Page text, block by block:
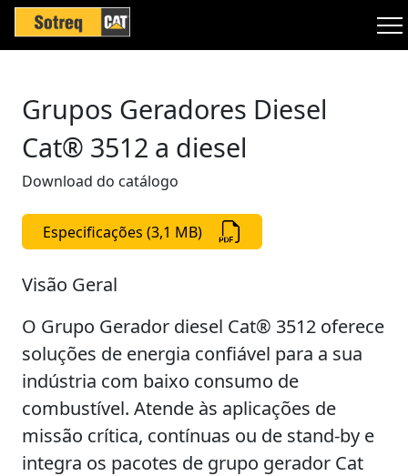
Grupos Geradores Diesel
Cat® 3512 a diesel
Download do catálogo
Especificações (3,1 MB)
Visão Geral
O Grupo Gerador diesel Cat® 3512 oferece
soluções de energia confiável para a sua
indústria com baixo consumo de
combustível. Atende às aplicações de
missão crítica, contínuas ou de stand-by e
integra os pacotes de grupo gerador Cat